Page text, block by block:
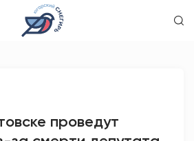
проведут